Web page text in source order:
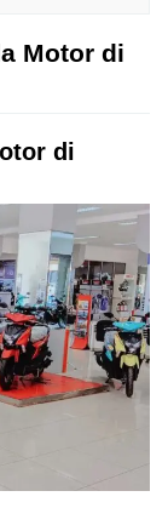
Motor di
di